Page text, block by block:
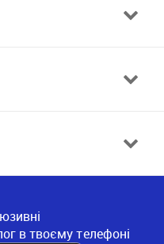
в твоєму телефоні